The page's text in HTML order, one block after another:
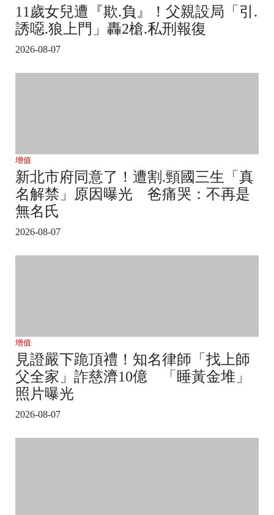
11歲女兒遭『欺.負』！父親設局「引.
誘噁.狼上門」轟2槍.私刑報復
2026-08-07
增值
新北市府同意了！遭割.頸國三生「真
名解禁」原因曝光 爸痛哭：不再是
無名氏
2026-08-07
增值
見證嚴下跪頂禮！知名律師「找上師
父全家」詐慈濟10億 「睡黃金堆」
照片曝光
2026-08-07